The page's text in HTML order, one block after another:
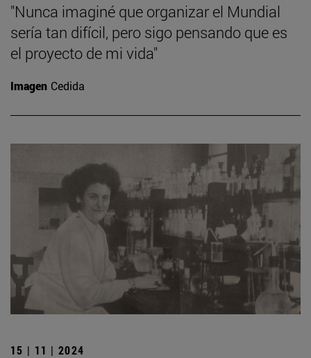
"Nunca imaginé que organizar el Mundial
sería tan difícil, pero sigo pensando que es
el proyecto de mi vida"
Imagen Cedida
15 | 11 | 2024